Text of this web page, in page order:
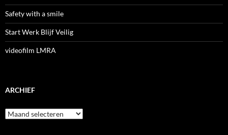
Safety with a smile
Start Werk Blijf Veilig
videofilm LMRA
ARCHIEF
Archief